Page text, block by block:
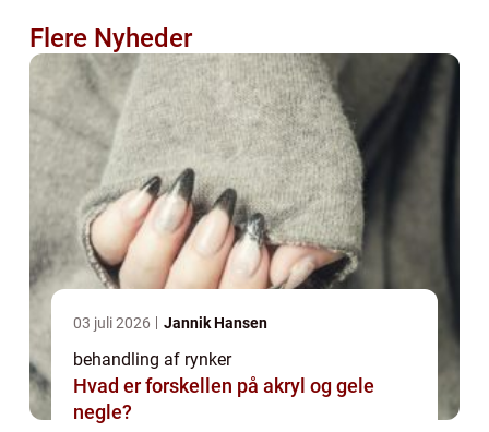
Flere Nyheder
03 juli 2026 Jannik Hansen
behandling af rynker
Hvad er forskellen på akryl og gele
negle?